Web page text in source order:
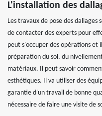
L'installation des
Les travaux de pose des
de contacter des experts pour
peut s'occuper des opérations et
préparation du sol, du
matériaux. Il peut savoir
esthétiques. Il va utiliser des
garantie d'un travail de bonne
nécessaire de faire une visite de